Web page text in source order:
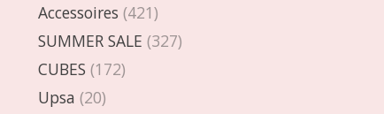
Accessoires (421)
SUMMER SALE (327)
CUBES (172)
Upsa (20)